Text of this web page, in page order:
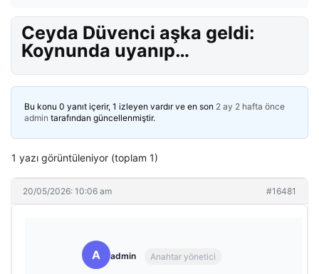
Ceyda Düvenci aşka geldi:
Koynunda uyanıp…
Bu konu 0 yanıt içerir, 1 izleyen vardır ve en son 2 ay 2 hafta önce
admin tarafından güncellenmiştir.
1 yazı görüntüleniyor (toplam 1)
20/05/2026: 10:06 am #16481
A admin Anahtar yönetici